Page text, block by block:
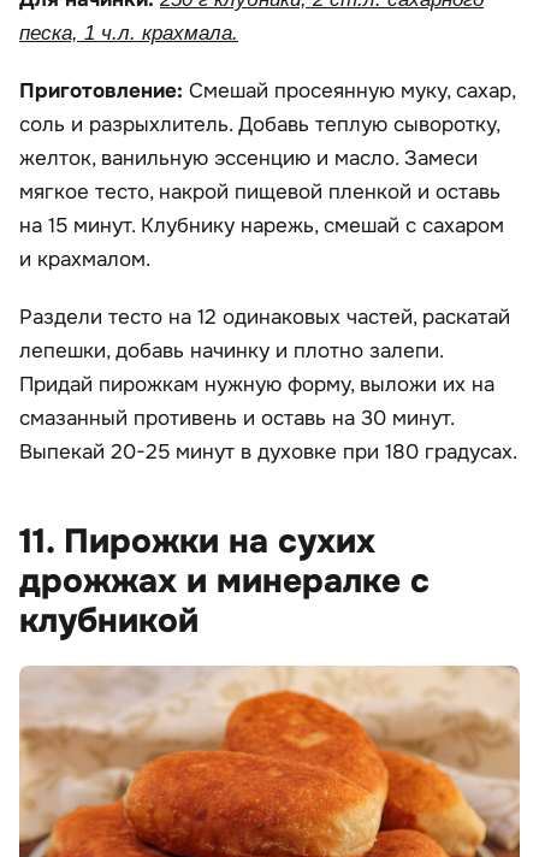
песка, 1 ч.л. крахмала.
Приготовление: Смешай просеянную муку, сахар,
соль и разрыхлитель. Добавь теплую сыворотку,
желток, ванильную эссенцию и масло. Замеси
мягкое тесто, накрой пищевой пленкой и оставь
на 15 минут. Клубнику нарежь, смешай с сахаром
и крахмалом.
Раздели тесто на 12 одинаковых частей, раскатай
лепешки, добавь начинку и плотно залепи.
Придай пирожкам нужную форму, выложи их на
смазанный противень и оставь на 30 минут.
Выпекай 20-25 минут в духовке при 180 градусах.
11. Пирожки на сухих
дрожжах и минералке с
клубникой